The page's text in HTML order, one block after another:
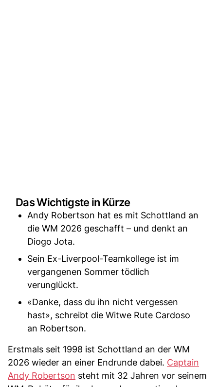
Das Wichtigste in Kürze
Andy Robertson hat es mit Schottland an
die WM 2026 geschafft – und denkt an
Diogo Jota.
Sein Ex-Liverpool-Teamkollege ist im
vergangenen Sommer tödlich
verunglückt.
«Danke, dass du ihn nicht vergessen
hast», schreibt die Witwe Rute Cardoso
an Robertson.
Erstmals seit 1998 ist Schottland an der WM
2026 wieder an einer Endrunde dabei. Captain
Andy Robertson steht mit 32 Jahren vor seinem